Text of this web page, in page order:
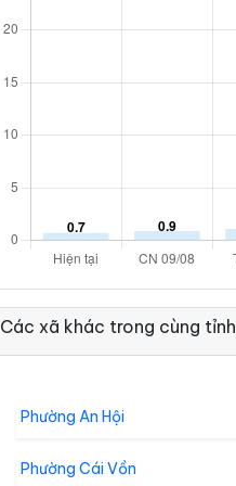
Các xã khác trong cùng tỉnh
Phường An Hội
Phường Cái Vồn